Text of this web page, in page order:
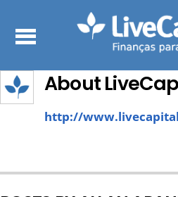
About
http://